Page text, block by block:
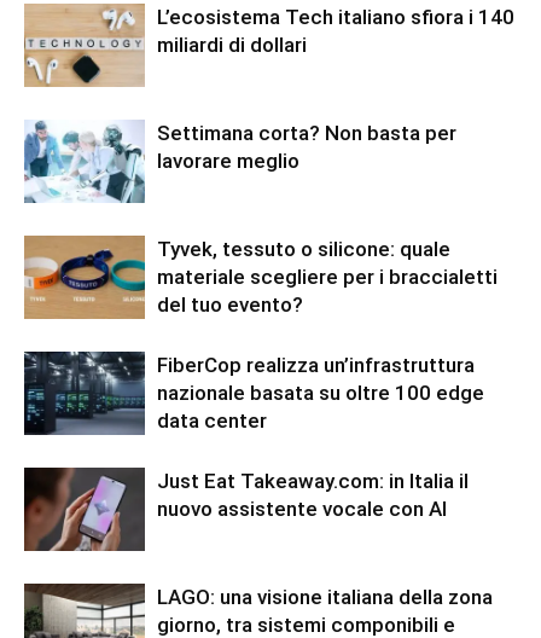
L’ecosistema Tech italiano sfiora i 140
miliardi di dollari
Settimana corta? Non basta per
lavorare meglio
Tyvek, tessuto o silicone: quale
materiale scegliere per i braccialetti
del tuo evento?
FiberCop realizza un’infrastruttura
nazionale basata su oltre 100 edge
data center
Just Eat Takeaway.com: in Italia il
nuovo assistente vocale con AI
LAGO: una visione italiana della zona
giorno, tra sistemi componibili e